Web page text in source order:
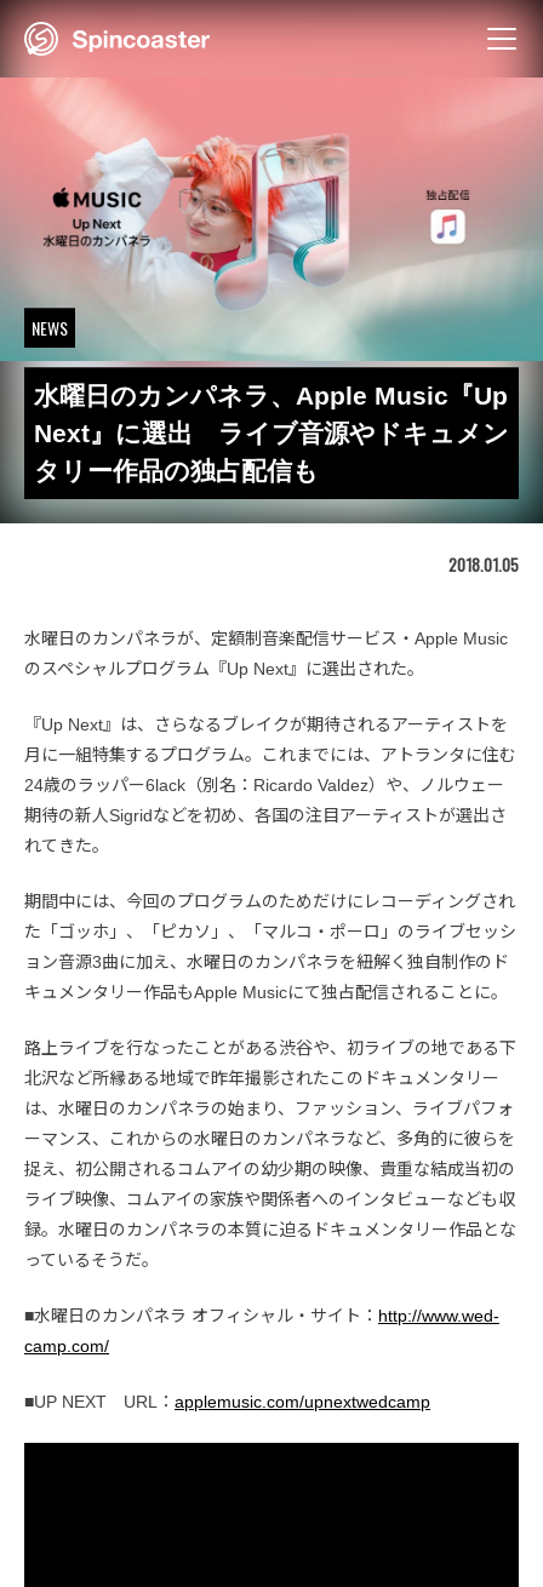
Skip
NEWS
水曜日のカンパネラ、Apple Music『Up
Next』に選出 ライブ音源やドキュメン
タリー作品の独占配信も
2018.01.05
水曜日のカンパネラが、定額制音楽配信サービス・Apple Music
のスペシャルプログラム『Up Next』に選出された。
『Up Next』は、さらなるブレイクが期待されるアーティストを
月に一組特集するプログラム。これまでには、アトランタに住む
24歳のラッパー6lack（別名：Ricardo Valdez）や、ノルウェー
期待の新人Sigridなどを初め、各国の注目アーティストが選出さ
れてきた。
期間中には、今回のプログラムのためだけにレコーディングされ
た「ゴッホ」、「ピカソ」、「マルコ・ポーロ」のライブセッシ
ョン音源3曲に加え、水曜日のカンパネラを紐解く独自制作のド
キュメンタリー作品もApple Musicにて独占配信されることに。
路上ライブを行なったことがある渋谷や、初ライブの地である下
北沢など所縁ある地域で昨年撮影されたこのドキュメンタリー
は、水曜日のカンパネラの始まり、ファッション、ライブパフォ
ーマンス、これからの水曜日のカンパネラなど、多角的に彼らを
捉え、初公開されるコムアイの幼少期の映像、貴重な結成当初の
ライブ映像、コムアイの家族や関係者へのインタビューなども収
録。水曜日のカンパネラの本質に迫るドキュメンタリー作品とな
っているそうだ。
■水曜日のカンパネラ オフィシャル・サイト： http://www.wed-
camp.com/
■UP NEXT URL： applemusic.com/upnextwedcamp